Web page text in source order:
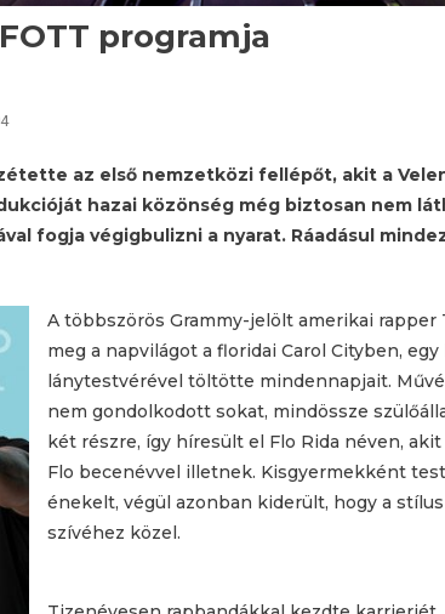
programja
az első nemzetközi fellépőt, akit a
hazai közönség még biztosan nem
fogja végigbulizni a nyarat. Ráadásul
A többszörös Grammy-jelölt amerikai rapper
meg a napvilágot a floridai Carol Cityben,
lánytestvérével töltötte mindennapjait.
nem gondolkodott sokat, mindössze
két részre, így híresült el Flo Rida néven,
Flo becenévvel illetnek. Kisgyermekként
énekelt, végül azonban kiderült, hogy a
szívéhez közel.